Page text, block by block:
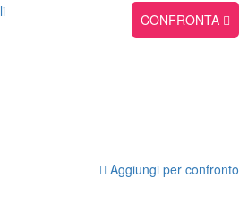
CONFRONTA
Aggiungi per confronto